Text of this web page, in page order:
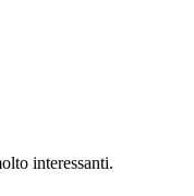
interessanti.